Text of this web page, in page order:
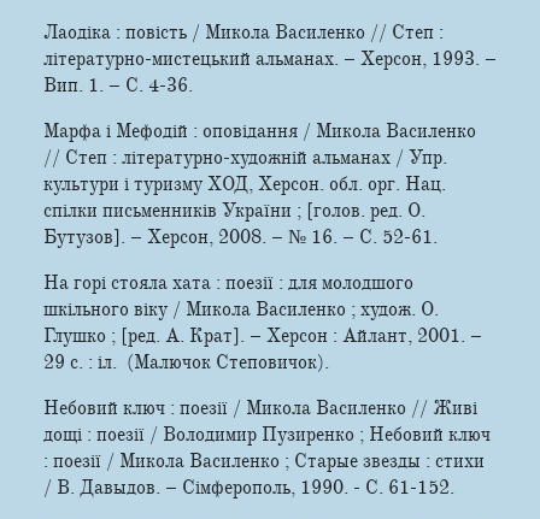
Лаодіка : повість / Микола Василенко // Степ :
літературно-мистецький альманах. – Херсон, 1993. –
Вип. 1. – С. 4-36.
Марфа і Мефодій : оповідання / Микола Василенко
// Степ : літературно-художній альманах / Упр.
культури і туризму ХОД, Херсон. обл. орг. Нац.
спілки письменників України ; [голов. ред. О.
Бутузов]. – Херсон, 2008. – № 16. – С. 52-61.
На горi стояла хата : поезiї : для молодшого
шкільного вiку / Микола Василенко ; худож. О.
Глушко ; [ред. А. Крат]. – Херсон : Айлант, 2001. –
29 с. : іл. ­ (Малючок Степовичок).
Небовий ключ : поезії / Микола Василенко // Живі
дощі : поезії / Володимир Пузиренко ; Небовий ключ
: поезії / Микола Василенко ; Старые звезды : стихи
/ В. Давыдов. – Сімферополь, 1990. - С. 61-152.